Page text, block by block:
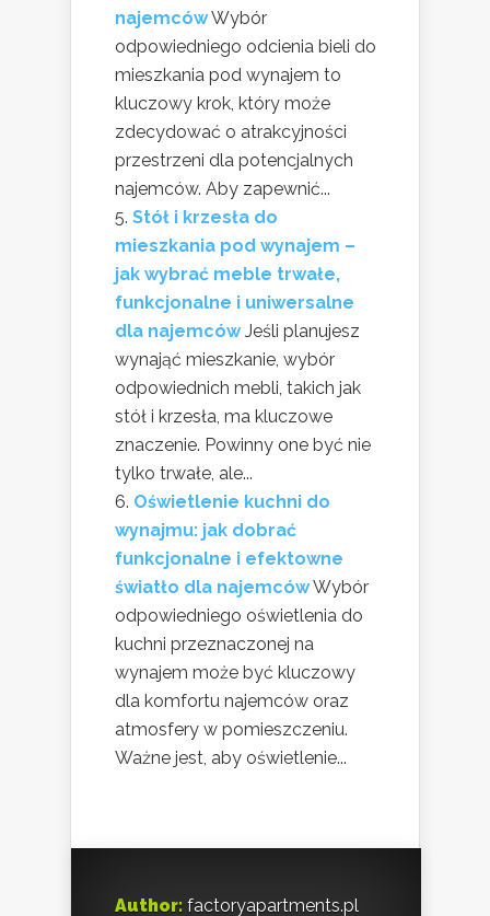
najemcówWybór
odpowiedniego odcienia bieli do
mieszkania pod wynajem to
kluczowy krok, który może
zdecydować o atrakcyjności
przestrzeni dla potencjalnych
najemców. Aby zapewnić...
Stół i krzesła do
mieszkania pod wynajem –
jak wybrać meble trwałe,
funkcjonalne i uniwersalne
dla najemców Jeśli planujesz
wynająć mieszkanie, wybór
odpowiednich mebli, takich jak
stół i krzesła, ma kluczowe
znaczenie. Powinny one być nie
tylko trwałe, ale...
Oświetlenie kuchni do
wynajmu: jak dobrać
funkcjonalne i efektowne
światło dla najemcówWybór
odpowiedniego oświetlenia do
kuchni przeznaczonej na
wynajem może być kluczowy
dla komfortu najemców oraz
atmosfery w pomieszczeniu.
Ważne jest, aby oświetlenie...
Author: factoryapartments.pl